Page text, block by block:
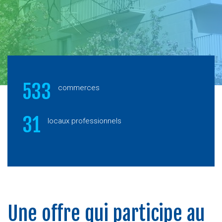
533 commerces
31 locaux professionnels
Une offre qui participe au